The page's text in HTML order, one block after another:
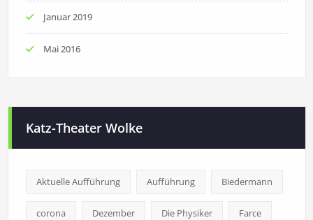
Januar 2019
Mai 2016
Katz-Theater Wolke
Aktuelle Aufführung Aufführung Biedermann
corona Dezember Die Physiker Farce